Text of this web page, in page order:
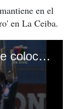
en el
en La Ceiba.
Motagua hunde al Vida y se coloca en el segundo lugar de la tabla